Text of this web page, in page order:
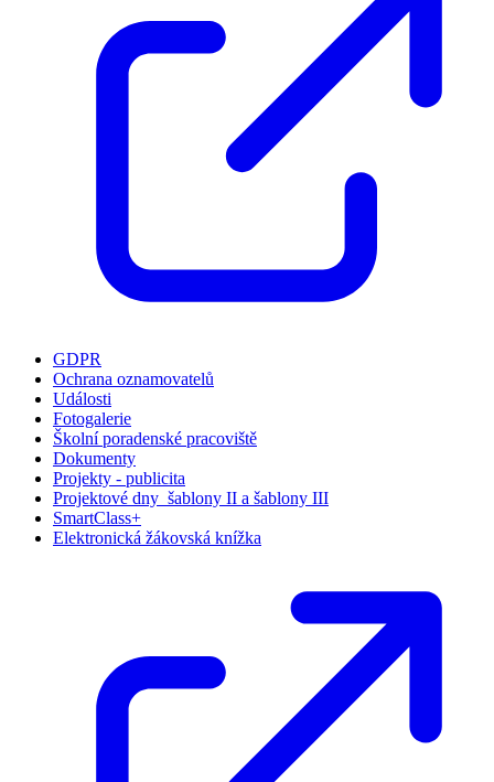
GDPR
Ochrana oznamovatelů
Události
Fotogalerie
Školní poradenské pracoviště
Dokumenty
Projekty - publicita
Projektové dny_šablony II a šablony III
SmartClass+
Elektronická žákovská knížka